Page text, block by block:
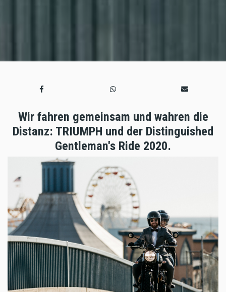
Wir fahren gemeinsam und wahren die
Distanz: TRIUMPH und der Distinguished
Gentleman's Ride 2020.